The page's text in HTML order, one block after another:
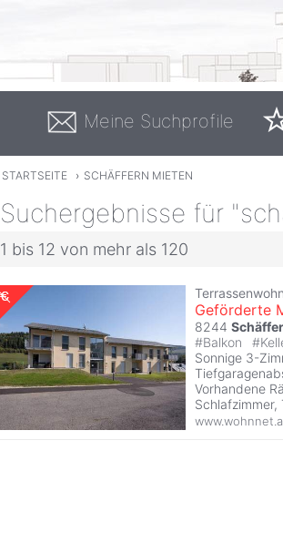
Meine Suchprofile
STARTSEITE › SCHÄFFERN MIETEN
Suchergebnisse für
1 bis 12 von mehr als 120
Geförderte
8244
#Balkon #
Sonnige 3-
Vorhandene
Schlafzimmer,